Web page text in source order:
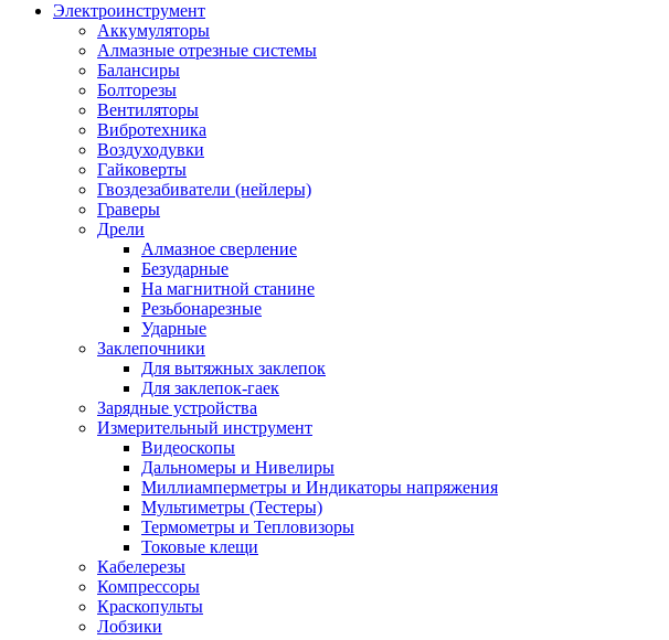
Электроинструмент
Аккумуляторы
Алмазные отрезные системы
Балансиры
Болторезы
Вентиляторы
Вибротехника
Воздуходувки
Гайковерты
Гвоздезабиватели (нейлеры)
Граверы
Дрели
Алмазное сверление
Безударные
На магнитной станине
Резьбонарезные
Ударные
Заклепочники
Для вытяжных заклепок
Для заклепок-гаек
Зарядные устройства
Измерительный инструмент
Видеоскопы
Дальномеры и Нивелиры
Миллиамперметры и Индикаторы напряжения
Мультиметры (Тестеры)
Термометры и Тепловизоры
Токовые клещи
Кабелерезы
Компрессоры
Краскопульты
Лобзики